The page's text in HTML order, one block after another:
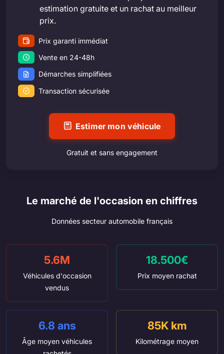
estimation gratuite et un rachat au meilleur
prix.
Prix garanti immédiat
Vente en 24-48h
Démarches simplifiées
Transaction sécurisée
Estimer mon véhicule
Gratuit et sans engagement
Le marché de l'occasion en chiffres
Données secteur automobile français
5.6M
Véhicules d'occasion
vendus
18.500€
Prix moyen rachat
6.8 ans
Âge moyen véhicules
85K km
Kilométrage moyen